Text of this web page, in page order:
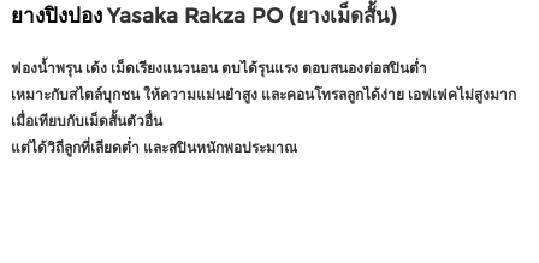
ยางปิงปองYasaka Rakza PO (ยางเม็ดสั้น)
ฟองน้ำพรุน เด้ง เม็ดเรียงแนวนอน ตบได้รุนแรง ตอบสนองต่อสปินต่ำ
เหมาะกับสไตล์บุกชน ให้ความแม่นยำสูง และคอนโทรลลูกได้ง่าย เอฟเฟคไม่สูงมาก
เมื่อเทียบกับเม็ดสั้นตัวอื่น
แต่ได้วิถีลูกที่เลียดต่ำ และสปินหนักพอประมาณ